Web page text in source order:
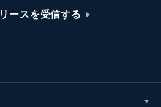
ースを受信する